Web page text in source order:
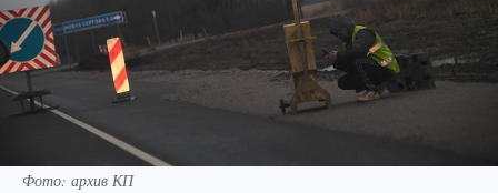
Фото: архив КП